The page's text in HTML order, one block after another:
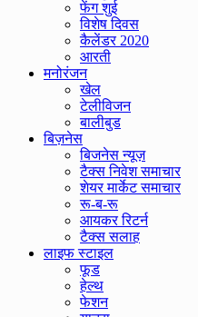
फेंग शुई
विशेष दिवस
कैलेंडर 2020
आरती
मनोरंजन
खेल
टेलीविजन
बालीबुड
बिज़नेस
बिजनेस न्यूज़
टैक्स निवेश समाचार
शेयर मार्केट समाचार
रू-ब-रू
आयकर रिटर्न
टैक्स सलाह
लाइफ स्टाइल
फूड
हेल्थ
फेशन